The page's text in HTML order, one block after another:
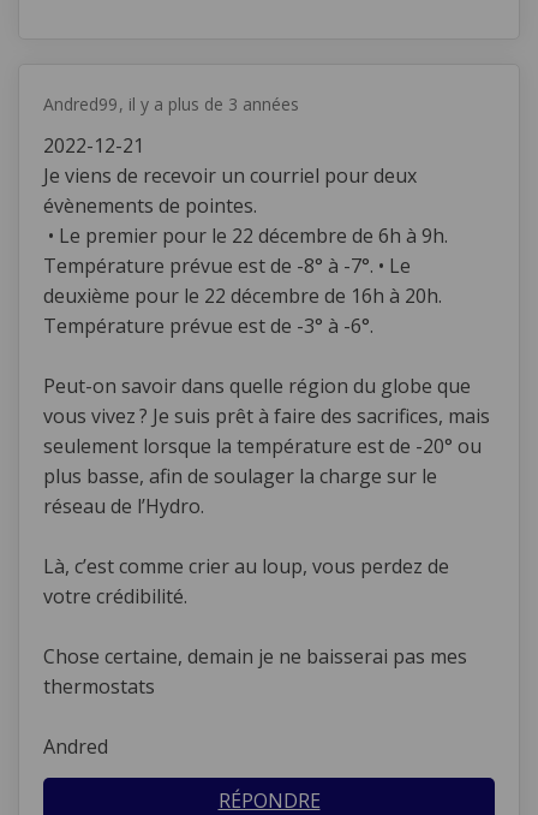
Andred99 il y a plus de 3 années
2022-12-21
Je viens de recevoir un courriel pour deux
évènements de pointes.
• Le premier pour le 22 décembre de 6h à 9h.
Température prévue est de -8° à -7°. • Le
deuxième pour le 22 décembre de 16h à 20h.
Température prévue est de -3° à -6°.
Peut-on savoir dans quelle région du globe que
vous vivez ? Je suis prêt à faire des sacrifices, mais
seulement lorsque la température est de -20° ou
plus basse, afin de soulager la charge sur le
réseau de l’Hydro.
Là, c’est comme crier au loup, vous perdez de
votre crédibilité.
Chose certaine, demain je ne baisserai pas mes
thermostats
Andred
RÉPONDRE